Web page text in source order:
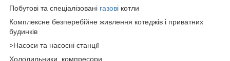
Побутові та спеціалізовані газові котли
Комплексне безперебійне живлення котеджів і приватних
будинків
>Насоси та насосні станції
Холодильники, компресори